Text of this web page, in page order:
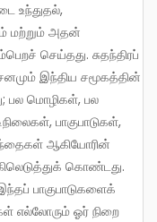
மற்றும் அதன்
செய்தது. சுதந்திரப்
இந்திய சமூகத்தின்
பல மொழிகள், பல
பாகுபாடுகள்,
ஆகியோரின்
கொண்டது.
பாகுபாடுகளைக்
எல்லோரும் ஓர் நிறை